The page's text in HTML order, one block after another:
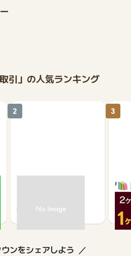
引」の人気ランキング
1.3%
2
い
3
ンをシェアしよう